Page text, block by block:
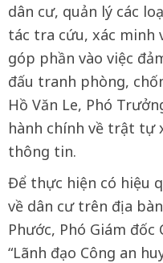
dân cư, quản lý các
tác tra cứu, xác minh
góp phần vào việc
đấu tranh phòng,
Hồ Văn Le, Phó
hành chính về trật tự
thông tin.
Để thực hiện có hiệu
về dân cư trên địa
Phước, Phó Giám đốc
“Lãnh đạo Công an